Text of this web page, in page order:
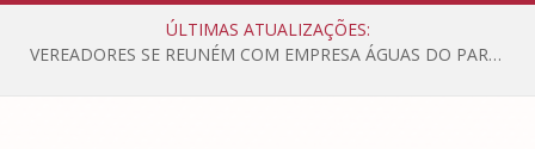
ÚLTIMAS ATUALIZAÇÕES:
VEREADORES SE REUNÉM COM EMPRESA ÁGUAS DO PARÁ, PARA APRESENTAR REIVINDICAÇÕES E MELHORIAS NA QUALIDADE DOS SERVIÇOS OFERECIDOS Á POPULAÇÃO.